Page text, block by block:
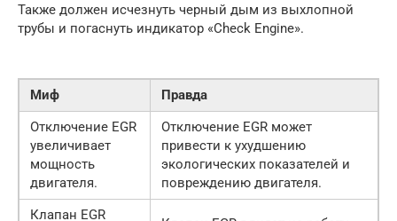
Также должен исчезнуть черный дым из выхлопной
трубы и погаснуть индикатор «Check Engine».
Миф
Правда
Отключение EGR
увеличивает
мощность
двигателя.
Отключение EGR может
привести к ухудшению
экологических показателей и
повреждению двигателя.
Клапан EGR